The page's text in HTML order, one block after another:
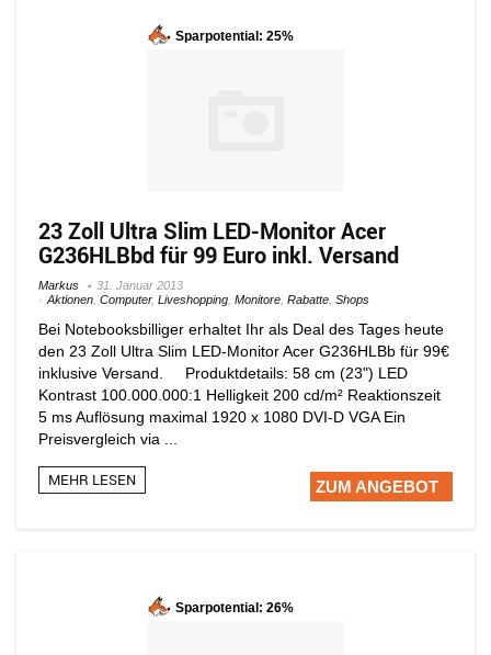
Sparpotential: 25%
23 Zoll Ultra Slim LED-Monitor Acer
G236HLBbd für 99 Euro inkl. Versand
Markus
31. Januar 2013
Aktionen Computer, Liveshopping Monitore Rabatte Shops
Bei Notebooksbilliger erhaltet Ihr als Deal des Tages heute
den 23 Zoll Ultra Slim LED-Monitor Acer G236HLBb für 99€
inklusive Versand. Produktdetails: 58 cm (23") LED
Kontrast 100.000.000:1 Helligkeit 200 cd/m² Reaktionszeit
5 ms Auflösung maximal 1920 x 1080 DVI-D VGA Ein
Preisvergleich via ...
MEHR LESEN ZUM ANGEBOT
Sparpotential: 26%